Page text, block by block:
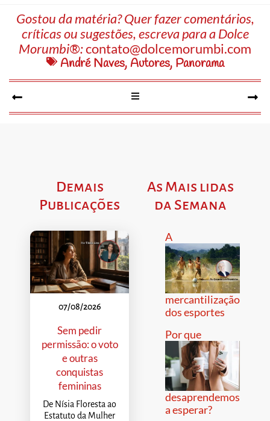
Gostou da matéria? Quer fazer comentários,
críticas ou sugestões, escreva para a Dolce
Morumbi®:contato@dolcemorumbi.com
André Naves,Autores, Panorama
Demais
Publicações
07/08/2026
Sem pedir
permissão: o voto
e outras
conquistas
femininas
De Nísia Floresta ao
Estatuto da Mulher
As Mais lidas
da Semana
A
mercantilização
dos esportes
Por que
desaprendemos
a esperar?